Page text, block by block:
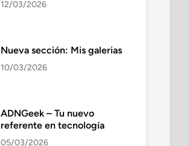
12/03/2026
Nueva sección: Mis galerias
10/03/2026
ADNGeek – Tu nuevo
referente en tecnología
05/03/2026